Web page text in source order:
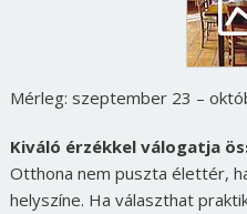
Mérleg: szeptember 23 –
Kiváló érzékkel válogatja
Otthona nem puszta élettér,
helyszíne. Ha választhat